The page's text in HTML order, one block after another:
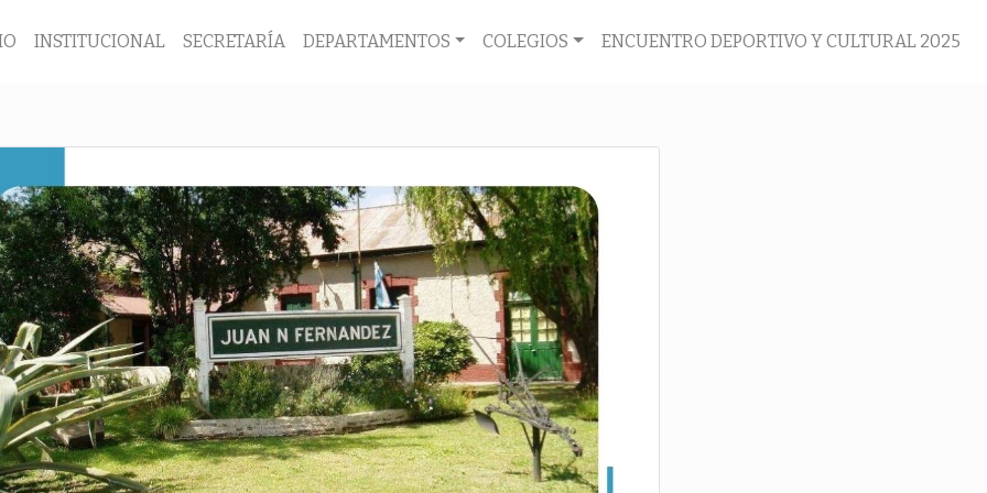
INSTITUCIONAL SECRETARÍA DEPARTAMENTOS COLEGIOS ENCUENTRO DEPORTIVO Y CULTURAL 2025